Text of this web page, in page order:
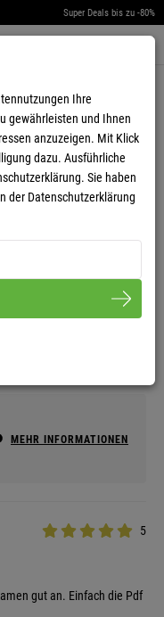
Super Deals bis zu -80%
Warenkorb aufklappen
EURO
MEHR INFORMATIONEN
5
gut an. Einfach die Pdf
Ihre
gewährleisten und Ihnen
anzuzeigen. Mit Klick
dazu. Ausführliche
Sie haben
der Datenschutzerklärung